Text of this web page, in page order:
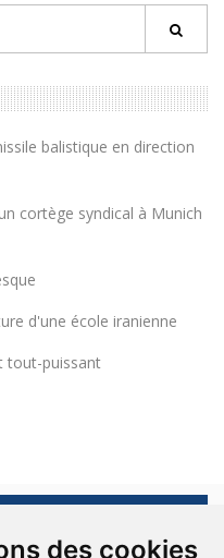
des cookies
balistique en direction
cortège syndical à Munich
d'une école iranienne
tout-puissant